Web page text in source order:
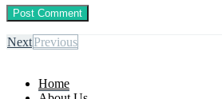
NextPrevious
Home